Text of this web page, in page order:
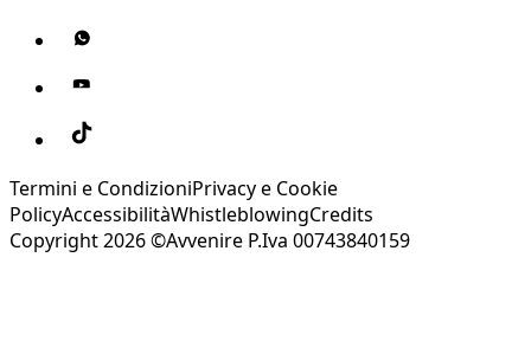
Termini e CondizioniPrivacy e Cookie
PolicyAccessibilitàWhistleblowingCredits
Copyright 2026 ©Avvenire P.Iva 00743840159